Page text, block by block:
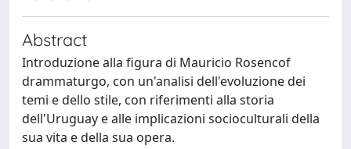
Abstract
Introduzione alla figura di Mauricio Rosencof
drammaturgo, con un'analisi dell'evoluzione dei
temi e dello stile, con riferimenti alla storia
dell'Uruguay e alle implicazioni socioculturali della
sua vita e della sua opera.